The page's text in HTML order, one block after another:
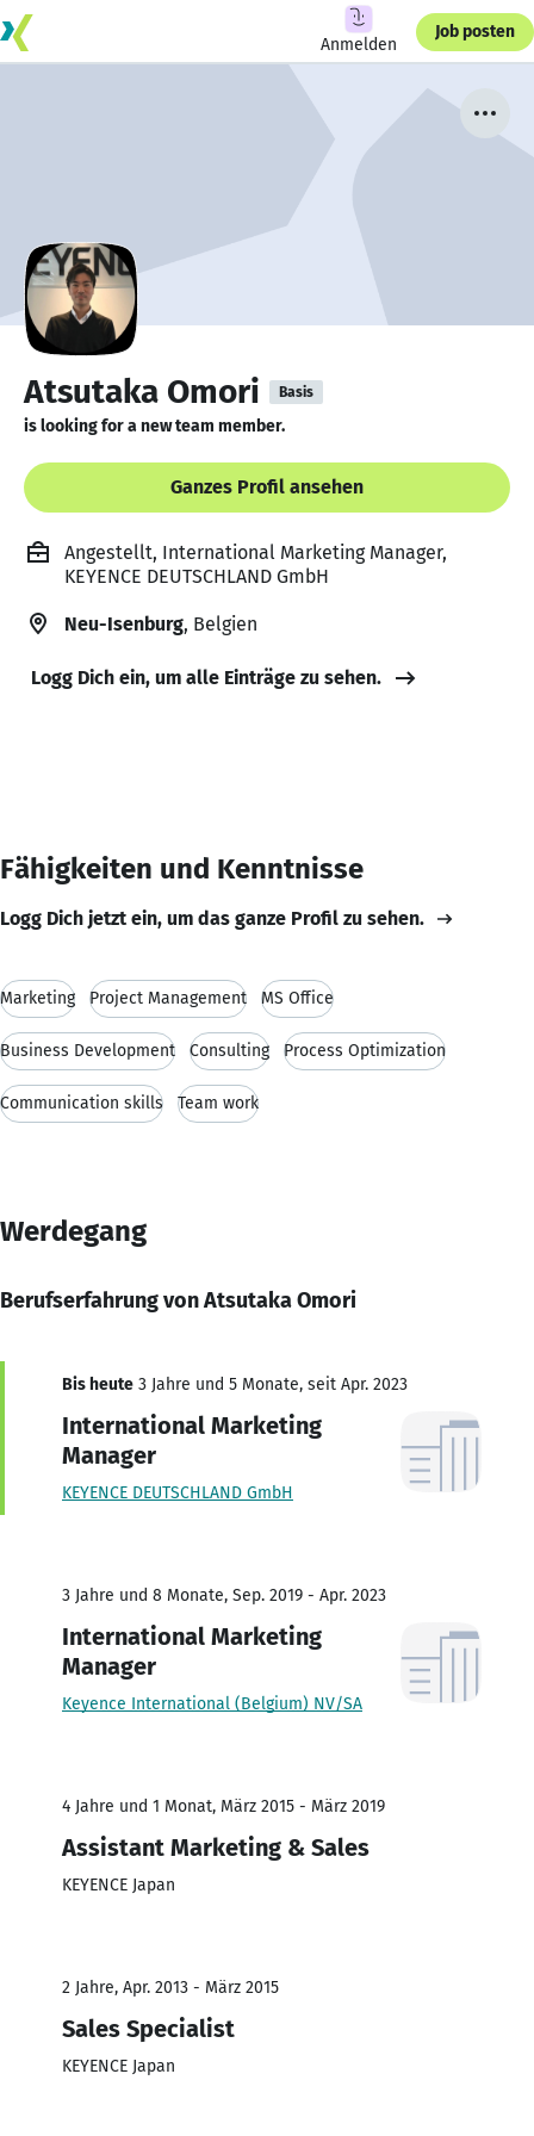
Anmelden
Job posten
Atsutaka Omori Basis
is looking for a new team member.
Ganzes Profil ansehen
Angestellt, International Marketing Manager,
KEYENCE DEUTSCHLAND GmbH
Neu-Isenburg, Belgien
Logg Dich ein, um alle Einträge zu sehen.
Fähigkeiten und Kenntnisse
Logg Dich jetzt ein, um das ganze Profil zu sehen.
Marketing Project Management MS Office
Business Development Consulting Process Optimization
Communication skills Team work
Werdegang
Berufserfahrung von Atsutaka Omori
Bis heute 3 Jahre und 5 Monate, seit Apr. 2023
International Marketing
Manager
KEYENCE DEUTSCHLAND GmbH
3 Jahre und 8 Monate, Sep. 2019 - Apr. 2023
International Marketing
Manager
Keyence International (Belgium) NV/SA
4 Jahre und 1 Monat, März 2015 - März 2019
Assistant Marketing & Sales
KEYENCE Japan
2 Jahre, Apr. 2013 - März 2015
Sales Specialist
KEYENCE Japan